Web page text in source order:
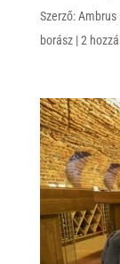
Szerző:Ambrus
borász|2